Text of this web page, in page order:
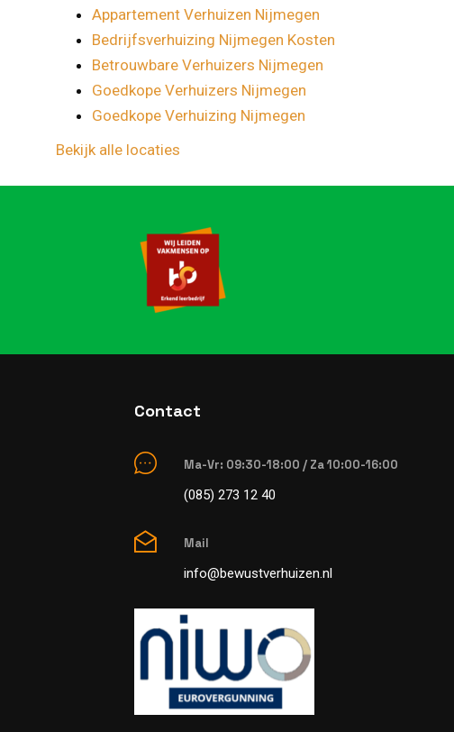
Appartement Verhuizen Nijmegen
Bedrijfsverhuizing Nijmegen Kosten
Betrouwbare Verhuizers Nijmegen
Goedkope Verhuizers Nijmegen
Goedkope Verhuizing Nijmegen
Bekijk alle locaties
Contact
Ma-Vr: 09:30-18:00 / Za 10:00-16:00
(085) 273 12 40
Mail
info@bewustverhuizen.nl